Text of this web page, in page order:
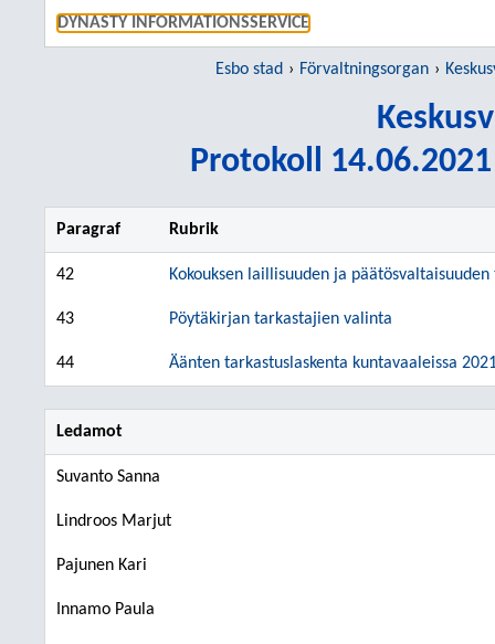
DYNASTY INFORMATIONSSERVICE
Esbo stad Förvaltningsorgan
Protokoll
Paragraf Rubrik
42 Kokouksen laillisuuden ja
43 Pöytäkirjan tarkastajien valinta
44 Äänten tarkastuslaskenta kuntavaaleissa
Ledamot
Suvanto Sanna
Lindroos Marjut
Pajunen Kari
Innamo Paula